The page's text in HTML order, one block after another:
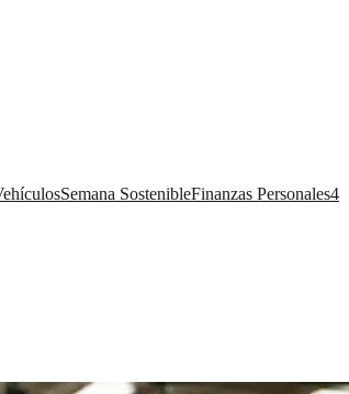
Semana SostenibleFinanzas Personales4